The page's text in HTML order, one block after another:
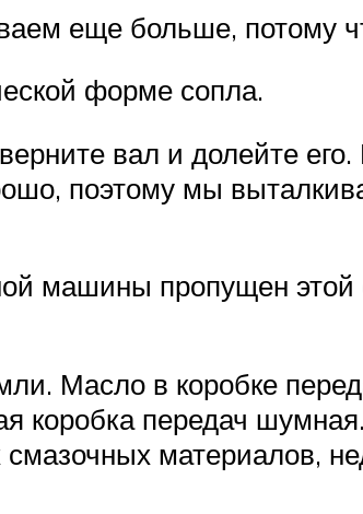
еще больше, потому
форме сопла.
вал и долейте
поэтому мы
машины пропущен
Масло в коробке
коробка передач
материалов,